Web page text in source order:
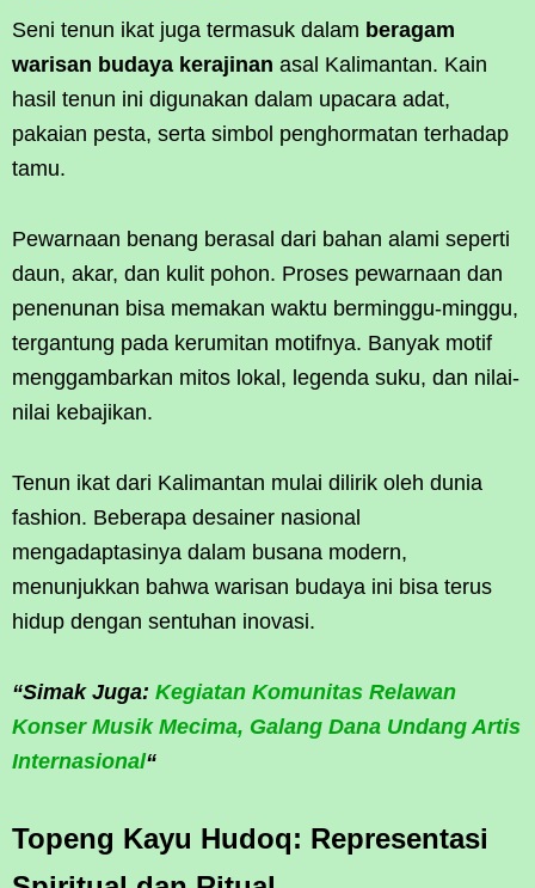
Seni tenun ikat juga termasuk dalam beragam
warisan budaya kerajinan asal Kalimantan. Kain
hasil tenun ini digunakan dalam upacara adat,
pakaian pesta, serta simbol penghormatan terhadap
tamu.
Pewarnaan benang berasal dari bahan alami seperti
daun, akar, dan kulit pohon. Proses pewarnaan dan
penenunan bisa memakan waktu berminggu-minggu,
tergantung pada kerumitan motifnya. Banyak motif
menggambarkan mitos lokal, legenda suku, dan nilai-
nilai kebajikan.
Tenun ikat dari Kalimantan mulai dilirik oleh dunia
fashion. Beberapa desainer nasional
mengadaptasinya dalam busana modern,
menunjukkan bahwa warisan budaya ini bisa terus
hidup dengan sentuhan inovasi.
“Simak Juga: Kegiatan Komunitas Relawan
Konser Musik Mecima, Galang Dana Undang Artis
Internasional“
Topeng Kayu Hudoq: Representasi